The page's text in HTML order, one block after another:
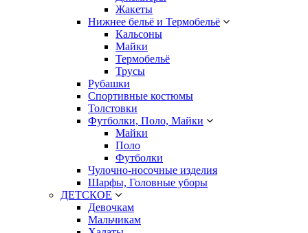
Жакеты
Нижнее бельё и Термобельё
Кальсоны
Майки
Термобельё
Трусы
Рубашки
Спортивные костюмы
Толстовки
Футболки, Поло, Майки
Майки
Поло
Футболки
Чулочно-носочные изделия
Шарфы, Головные уборы
ДЕТСКОЕ
Девочкам
Мальчикам